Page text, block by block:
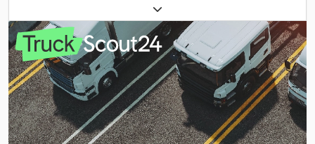
, максимальная грузоподъёмность:
2 200 кг, общий вес:10 000 кг, конфигурация осей:4x4,
тормоза:торможение двигателем , цвет: оранжевый, кабина
водителя:дневная кабина, тип передачи: механический,
класс выбросов:нет, подвеска: сталь, количество мест:3,
Оборудование:
ABS, блокировка дифференциала,
гидравлика, кабельная лебёдка, кран, полный привод,
прицепное устройство, центральный замок ,